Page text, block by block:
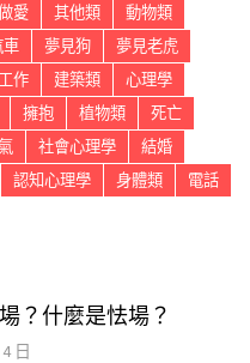
愛 其他類
動物類
車 夢見狗
夢見老虎
工作 建築類
心理學
擁抱 植物類
死亡
社會心理學
結婚
認知心理學 身體類
電話
？什麼是怯場？
日